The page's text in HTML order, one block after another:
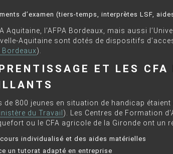
d’examen (tiers-temps, interprètes LSF,
Aquitaine, l’AFPA Bordeaux, mais aussi
Aquitaine sont dotés de dispositifs
Bordeaux).
ET LES CFA
de 800 jeunes en situation de handicap
du Travail ). Les Centres de Formation
ou le CFA agricole de la Gironde ont un
individualisé et des aides matérielles
un tutorat adapté en entreprise